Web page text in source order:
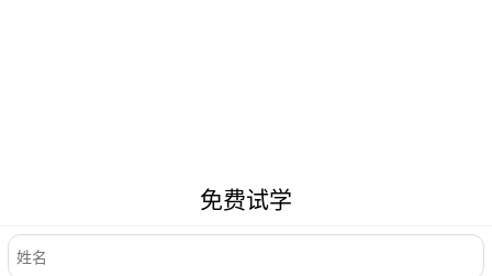
免费试学